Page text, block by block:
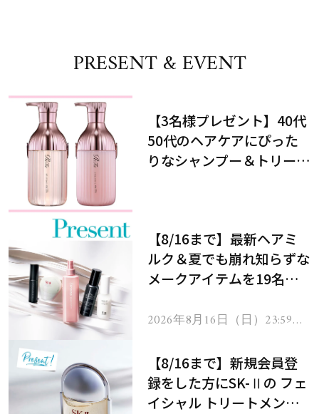
PRESENT & EVENT
【3名様プレゼント】40代
50代のヘアケアにぴった
りなシャンプー＆トリート
【8/16まで】最新ヘアミ
ルク＆夏でも崩れ知らずな
メークアイテムを19名様
2026年8月16日（日）23:59ま
【8/16まで】新規会員登
録をした方にSK-Ⅱの フェ
イシャル トリートメント